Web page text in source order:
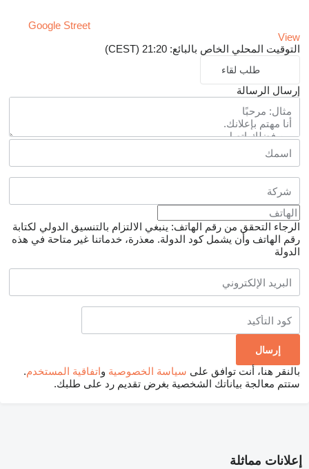
Google Street
View
التوقيت المحلي الخاص بالبائع: 21:20 (CEST)
طلب لقاء
إرسال الرسالة
الرجاء التحقق من رقم الهاتف: ينبغي الالتزام بالتنسيق الدولي لكتابة
رقم الهاتف وأن يشمل كود الدولة. معذرة، خدماتنا غير متاحة في هذه
الدولة
بالنقر هنا، أنت توافق على سياسة الخصوصية واتفاقية المستخدم.
ستتم معالجة بياناتك الشخصية بغرض تقديم رد على طلبك.
إعلانات مماثلة